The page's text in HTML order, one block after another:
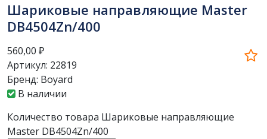
Шариковые направляющие Master
DB4504Zn/400
560,00 ₽
Артикул: 22819
Бренд: Boyard
В наличии
Количество товара Шариковые направляющие
Master DB4504Zn/400